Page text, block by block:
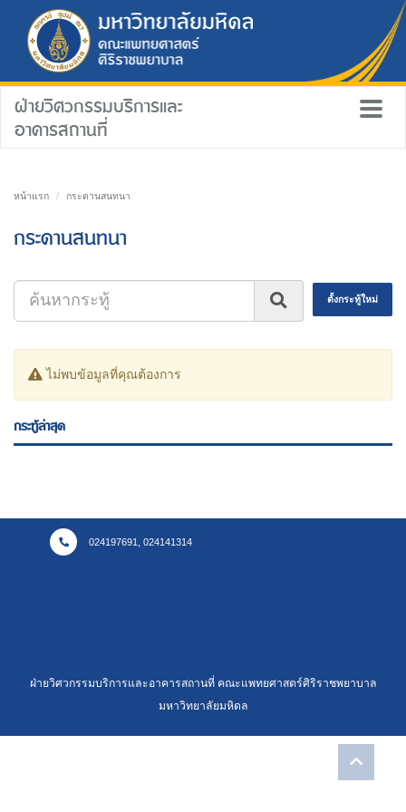
ฝ่ายวิศวกรรมบริการและ
อาคารสถานที่
หน้าแรก กระดานสนทนา
กระดานสนทนา
ตั้งกระทู้ใหม่
ไม่พบข้อมูลที่คุณต้องการ
กระทู้ล่าสุด
024197691, 024141314
ฝ่ายวิศวกรรมบริการและอาคารสถานที่ คณะแพทยศาสตร์ศิริราชพยาบาล
มหาวิทยาลัยมหิดล